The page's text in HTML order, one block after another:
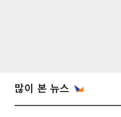
많이 본 뉴스